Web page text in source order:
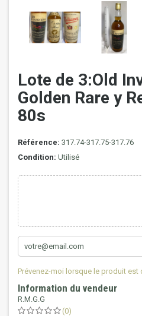
Lote de 3:Old
Golden Rare y
80s
Référence: 317.74-317.75-317.76
Condition: Utilisé
Prévenez-moi lorsque le produit
Information du vendeur
R.M.G.G
(0)